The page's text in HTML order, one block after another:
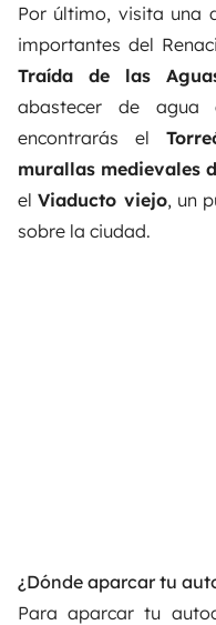
Por último, visita una
importantes del
Traída de las
abastecer de
encontrarás el
murallas medievales
elViaducto viejo, un
sobre la ciudad.
¿Dónde aparcar tu
Para aparcar tu